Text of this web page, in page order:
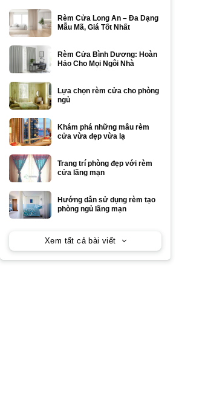
Rèm Cửa Long An – Đa Dạng
Mẫu Mã, Giá Tốt Nhất
Rèm Cửa Bình Dương: Hoàn
Hảo Cho Mọi Ngôi Nhà
Lựa chọn rèm cửa cho phòng
ngủ
Khám phá những mẫu rèm
cửa vừa đẹp vừa lạ
Trang trí phòng đẹp với rèm
cửa lãng mạn
Hướng dẫn sử dụng rèm tạo
phòng ngủ lãng mạn
Xem tất cả bài viết